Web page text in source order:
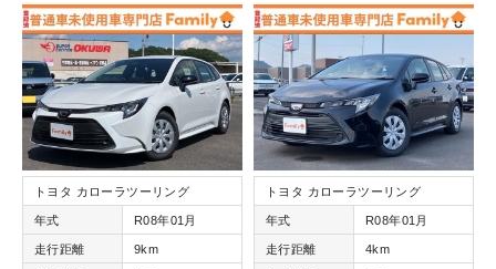
トヨタ カローラツーリング
年式 R08年01月
走行距離 9km
トヨタ カローラツーリング
年式 R08年01月
走行距離 4km